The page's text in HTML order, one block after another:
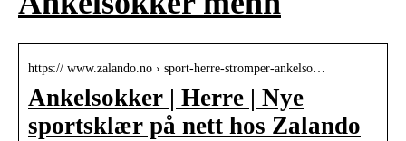
https:// www.zalando.no › sport-herre-stromper-ankelso…
Ankelsokker | Herre | Nye
sportsklær på nett hos Zalando